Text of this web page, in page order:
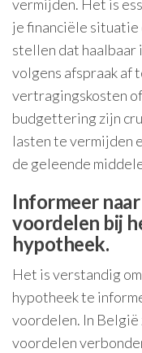
vermijden. Het is
je financiële
stellen dat haalbaar
volgens afspraak af
vertragingskosten
budgettering zijn
lasten te vermijden
de geleende
Informeer
voordelen bij
hypotheek.
Het is verstandig
hypotheek te
voordelen. In
voordelen